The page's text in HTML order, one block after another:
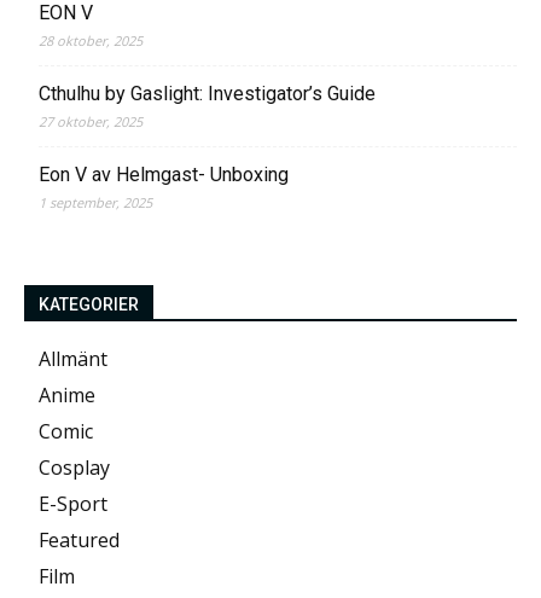
EON V
28 oktober, 2025
Cthulhu by Gaslight: Investigator’s Guide
27 oktober, 2025
Eon V av Helmgast- Unboxing
1 september, 2025
KATEGORIER
Allmänt
Anime
Comic
Cosplay
E-Sport
Featured
Film